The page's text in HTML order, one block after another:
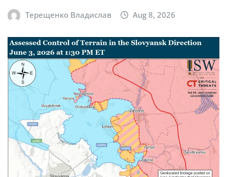
Терещенко Владислав Aug 8, 2026